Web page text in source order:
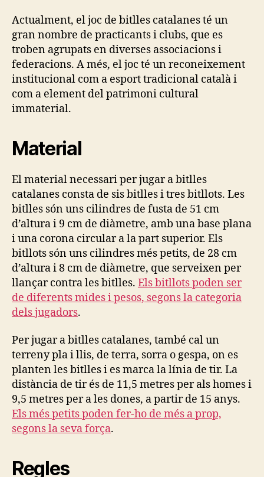
Actualment, el joc de bitlles catalanes té un
gran nombre de practicants i clubs, que es
troben agrupats en diverses associacions i
federacions. A més, el joc té un reconeixement
institucional com a esport tradicional català i
com a element del patrimoni cultural
immaterial.
Material
El material necessari per jugar a bitlles
catalanes consta de sis bitlles i tres bitllots. Les
bitlles són uns cilindres de fusta de 51 cm
d’altura i 9 cm de diàmetre, amb una base plana
i una corona circular a la part superior. Els
bitllots són uns cilindres més petits, de 28 cm
d’altura i 8 cm de diàmetre, que serveixen per
llançar contra les bitlles. Els bitllots poden ser
de diferents mides i pesos, segons la categoria
dels jugadors.
Per jugar a bitlles catalanes, també cal un
terreny pla i llis, de terra, sorra o gespa, on es
planten les bitlles i es marca la línia de tir. La
distància de tir és de 11,5 metres per als homes i
9,5 metres per a les dones, a partir de 15 anys.
Els més petits poden fer-ho de més a prop,
segons la seva força.
Regles